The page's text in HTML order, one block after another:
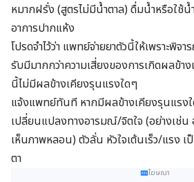
หมากฝรั่ง (สูตรไม่มีน้ำตาล) ดื่มน้ำหรือใช้น้
อาการปากแห้ง
โปรดจำไว้ว่า แพทย์จ่ายยาตัวนี้ให้เพราะพิจ
รับมีมากกว่าความเสี่ยงของการเกิดผลข้า
นี้ไม่มีผลข้างเคียงรุนแรงใดๆ
แจ้งแพทย์ทันที หากมีผลข้างเคียงรุนแรง
เปลี่ยนแปลงทางอารมณ์/จิตใจ (อย่างเช่
เห็นภาพหลอน) ตัวลั่น หัวใจเต้นเร็ว/แรง เ
ตา
โฆษณา